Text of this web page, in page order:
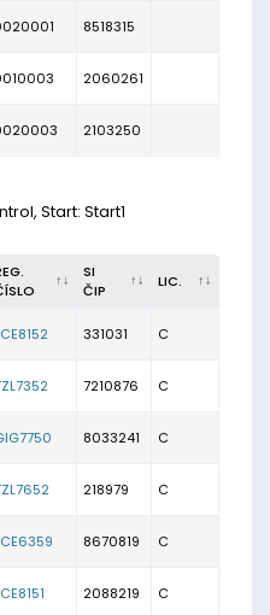
8518315
2060261
2103250
Start: Start1
SI
ČIP
LIC.
331031 C
7210876 C
8033241 C
218979 C
8670819 C
2088219 C